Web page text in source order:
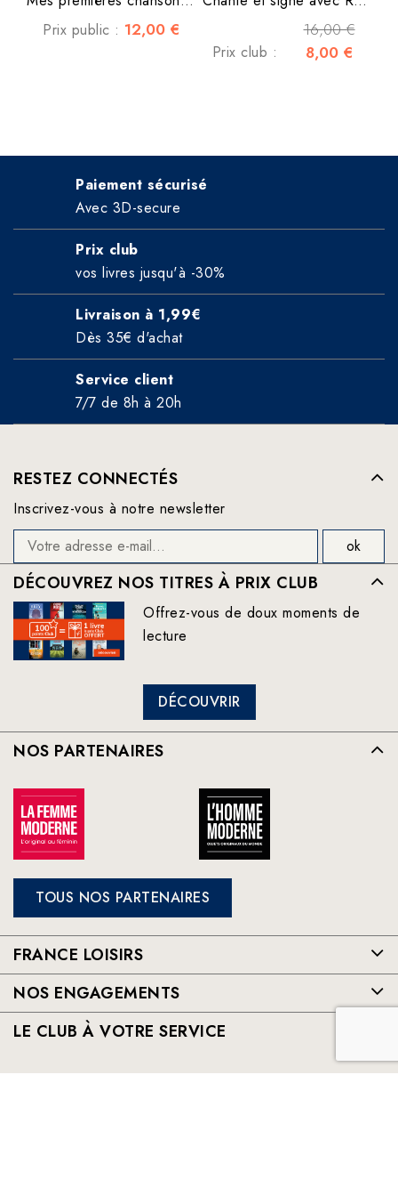
Prix public : 12,00 € 16,00 €
Prix club : 8,00 €
Paiement sécurisé
Avec 3D-secure
Prix club
vos livres jusqu'à -30%
Livraison à 1,99€
Dès 35€ d'achat
Service client
7/7 de 8h à 20h
RESTEZ CONNECTÉS
Inscrivez-vous à notre newsletter
DÉCOUVREZ NOS TITRES À PRIX CLUB
Offrez-vous de doux moments de
lecture
DÉCOUVRIR
NOS PARTENAIRES
TOUS NOS PARTENAIRES
FRANCE LOISIRS
NOS ENGAGEMENTS
LE CLUB À VOTRE SERVICE